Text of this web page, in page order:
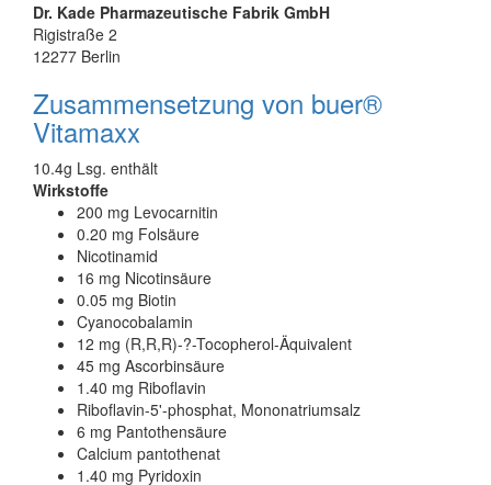
Dr. Kade Pharmazeutische Fabrik GmbH
Rigistraße 2
12277 Berlin
Zusammensetzung von buer®
Vitamaxx
10.4g Lsg. enthält
Wirkstoffe
200 mg Levocarnitin
0.20 mg Folsäure
Nicotinamid
16 mg Nicotinsäure
0.05 mg Biotin
Cyanocobalamin
12 mg (R,R,R)-?-Tocopherol-Äquivalent
45 mg Ascorbinsäure
1.40 mg Riboflavin
Riboflavin-5'-phosphat, Mononatriumsalz
6 mg Pantothensäure
Calcium pantothenat
1.40 mg Pyridoxin